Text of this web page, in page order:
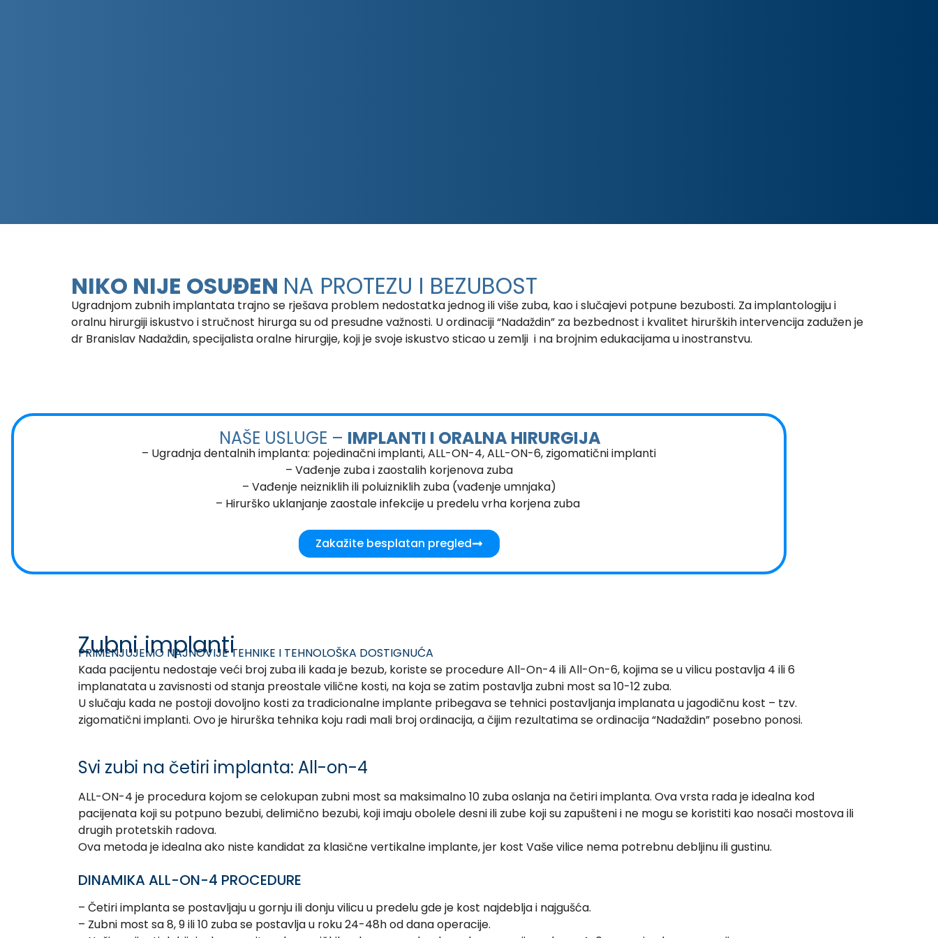
NIKO NIJE OSUĐEN NA PROTEZU I BEZUBOST
Ugradnjom zubnih implantata trajno se rješava problem nedostatka jednog ili više zuba, kao i slučajevi potpune bezubosti. Za implantologiju i
oralnu hirurgiji iskustvo i stručnost hirurga su od presudne važnosti. U ordinaciji “Nadaždin” za bezbednost i kvalitet hirurških intervencija zadužen je
dr Branislav Nadaždin, specijalista oralne hirurgije, koji je svoje iskustvo sticao u zemlji i na brojnim edukacijama u inostranstvu.
NAŠE USLUGE – IMPLANTI I ORALNA HIRURGIJA
– Ugradnja dentalnih implanta: pojedinačni implanti, ALL-ON-4, ALL-ON-6, zigomatični implanti
– Vađenje zuba i zaostalih korjenova zuba
– Vađenje neizniklih ili poluizniklih zuba (vađenje umnjaka)
– Hirurško uklanjanje zaostale infekcije u predelu vrha korjena zuba
Zakažite besplatan pregled
Zubni implanti
PRIMENJUJEMO NAJNOVIJE TEHNIKE I TEHNOLOŠKA DOSTIGNUĆA
Kada pacijentu nedostaje veći broj zuba ili kada je bezub, koriste se procedure All-On-4 ili All-On-6, kojima se u vilicu postavlja 4 ili 6
implanatata u zavisnosti od stanja preostale vilične kosti, na koja se zatim postavlja zubni most sa 10-12 zuba.
U slučaju kada ne postoji dovoljno kosti za tradicionalne implante pribegava se tehnici postavljanja implanata u jagodičnu kost – tzv.
zigomatični implanti. Ovo je hirurška tehnika koju radi mali broj ordinacija, a čijim rezultatima se ordinacija “Nadaždin” posebno ponosi.
Svi zubi na četiri implanta: All-on-4
ALL-ON-4 je procedura kojom se celokupan zubni most sa maksimalno 10 zuba oslanja na četiri implanta. Ova vrsta rada je idealna kod
pacijenata koji su potpuno bezubi, delimično bezubi, koji imaju obolele desni ili zube koji su zapušteni i ne mogu se koristiti kao nosači mostova ili
drugih protetskih radova.
Ova metoda je idealna ako niste kandidat za klasične vertikalne implante, jer kost Vaše vilice nema potrebnu debljinu ili gustinu.
DINAMIKA ALL-ON-4 PROCEDURE
– Četiri implanta se postavljaju u gornju ili donju vilicu u predelu gde je kost najdeblja i najgušća.
– Zubni most sa 8, 9 ili 10 zuba se postavlja u roku 24-48h od dana operacije.